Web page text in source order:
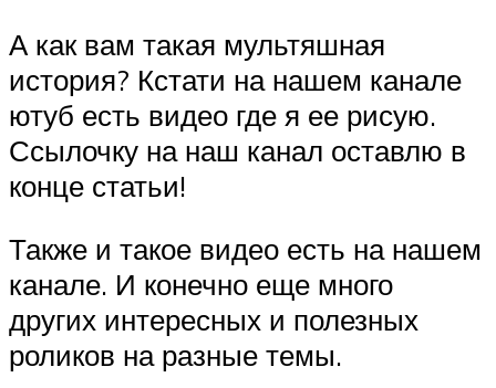
А как вам такая мультяшная
история? Кстати на нашем канале
ютуб есть видео где я ее рисую.
Ссылочку на наш канал оставлю в
конце статьи!
Также и такое видео есть на нашем
канале. И конечно еще много
других интересных и полезных
роликов на разные темы.